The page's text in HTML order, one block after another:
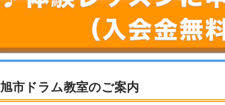
旭市ドラム教室のご案内